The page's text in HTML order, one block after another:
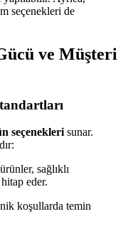
seçenekleri de
ve Müşteri
seçenekleri sunar.
sağlıklı
eder.
koşullarda temin